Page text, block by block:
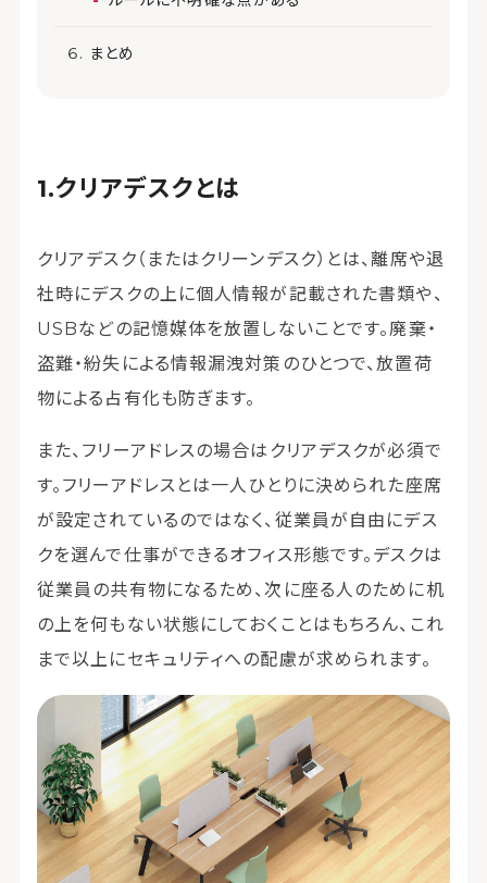
まとめ
クリアデスクとは
クリアデスク（またはクリーンデスク）とは、離席や退
社時にデスクの上に個人情報が記載された書類や、
USBなどの記憶媒体を放置しないことです。廃棄・
盗難・紛失による情報漏洩対策のひとつで、放置荷
物による占有化も防ぎます。
また、フリーアドレスの場合はクリアデスクが必須で
す。フリーアドレスとは一人ひとりに決められた座席
が設定されているのではなく、従業員が自由にデス
クを選んで仕事ができるオフィス形態です。デスクは
従業員の共有物になるため、次に座る人のために机
の上を何もない状態にしておくことはもちろん、これ
まで以上にセキュリティへの配慮が求められます。